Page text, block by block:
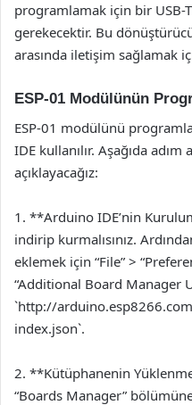
programlamak için bir USB-
gerekecektir. Bu
arasında iletişim sağlamak
ESP-01 Modülünün
ESP-01 modülünü
IDE kullanılır. Aşağıda adım
açıklayacağız:
1. **Arduino IDE’nin
indirip kurmalısınız.
eklemek için “File” >
“Additional Board Manager
`http://
index.json`.
2. **Kütüphanenin
“Boards Manager”